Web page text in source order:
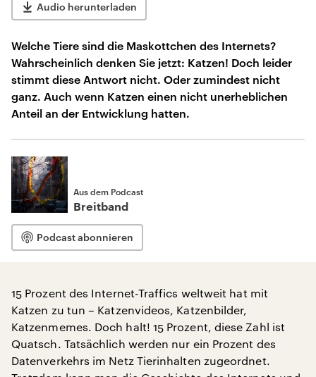
Audio herunterladen
Welche Tiere sind die Maskottchen des Internets?
Wahrscheinlich denken Sie jetzt: Katzen! Doch leider
stimmt diese Antwort nicht. Oder zumindest nicht
ganz. Auch wenn Katzen einen nicht unerheblichen
Anteil an der Entwicklung hatten.
Aus dem Podcast
Breitband
Podcast abonnieren
15 Prozent des Internet-Traffics weltweit hat mit
Katzen zu tun – Katzenvideos, Katzenbilder,
Katzenmemes. Doch halt! 15 Prozent, diese Zahl ist
Quatsch. Tatsächlich werden nur ein Prozent des
Datenverkehrs im Netz Tierinhalten zugeordnet.